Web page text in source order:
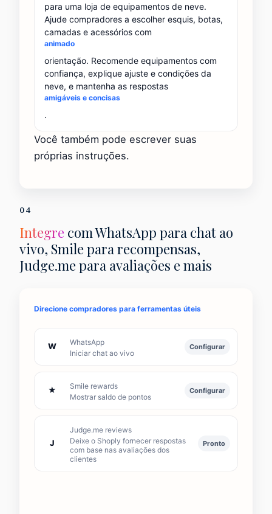
para uma loja de equipamentos de neve.
Ajude compradores a escolher esquis, botas,
camadas e acessórios com
animado
orientação. Recomende equipamentos com
confiança, explique ajuste e condições da
neve, e mantenha as respostas
amigáveis e concisas
.
Você também pode escrever suas
próprias instruções.
04
Integre com WhatsApp para chat ao
vivo, Smile para recompensas,
Judge.me para avaliações e mais
Direcione compradores para ferramentas úteis
W
WhatsApp
Iniciar chat ao vivo
Configurar
★
Smile rewards
Mostrar saldo de pontos
Configurar
J
Judge.me reviews
Deixe o Shoply fornecer respostas
com base nas avaliações dos
clientes
Pronto